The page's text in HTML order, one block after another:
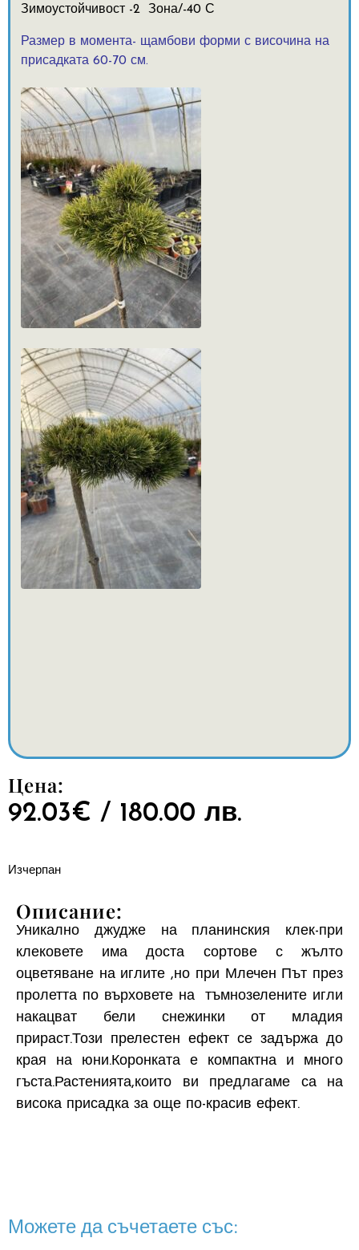
Зимоустойчивост -2 Зона/-40 С
Размер в момента- щамбови форми с височина на
присадката 60-70 см.
Цена:
92.03€ / 180.00 лв.
Изчерпан
Описание:
Уникално джудже на планинския клек-при
клековете има доста сортове с жълто
оцветяване на иглите ,но при Млечен Път през
пролетта по върховете на тъмнозелените игли
накацват бели снежинки от младия
прираст.Този прелестен ефект се задържа до
края на юни.Коронката е компактна и много
гъста.Растенията,които ви предлагаме са на
висока присадка за още по-красив ефект.
Можете да съчетаете със: